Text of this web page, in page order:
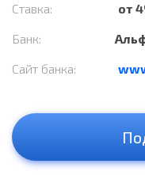
Ставка:
от
Банк:
Сайт банка: